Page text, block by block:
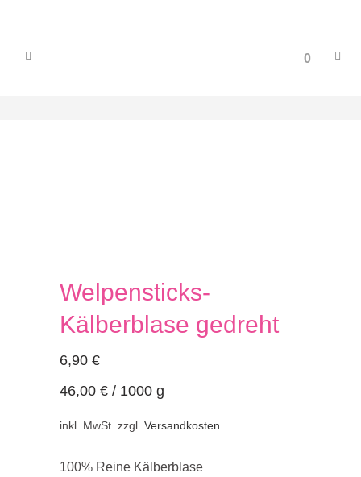
0
Welpensticks-
Kälberblase gedreht
6,90 €
46,00 € / 1000 g
inkl. MwSt. zzgl. Versandkosten
100% Reine Kälberblase